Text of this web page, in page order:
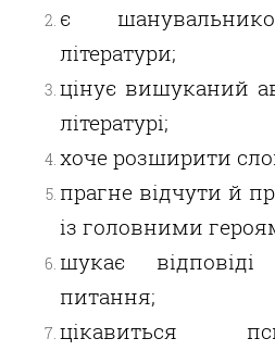
є
літератури;
цінує вишуканий
літературі;
хоче розширити
прагне відчути й
із головними
шукає
питання;
цікавиться